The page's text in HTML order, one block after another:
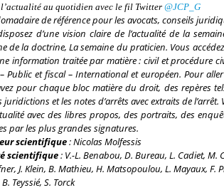
l’actualité au quotidien avec le fil Twitter @JCP_G
de référence pour les avocats, conseils
d’une vision claire de l’actualité de la
de la doctrine, La semaine du praticien. Vous
information traitée par matière : civil et procédure
Public et fiscal – International et européen. Pour
pour chaque bloc matière du droit, des repères
juridictions et les notes d’arrêts avec extraits de
avec des libres propos, des portraits, des
par les plus grandes signatures.
scientifique:Nicolas Molfessis
scientifique: V.-L. Benabou, D. Bureau, L. Cadiet, M.
J. Klein, B. Mathieu, H. Matsopoulou, L. Mayaux, F.
Teyssié, S. Torck